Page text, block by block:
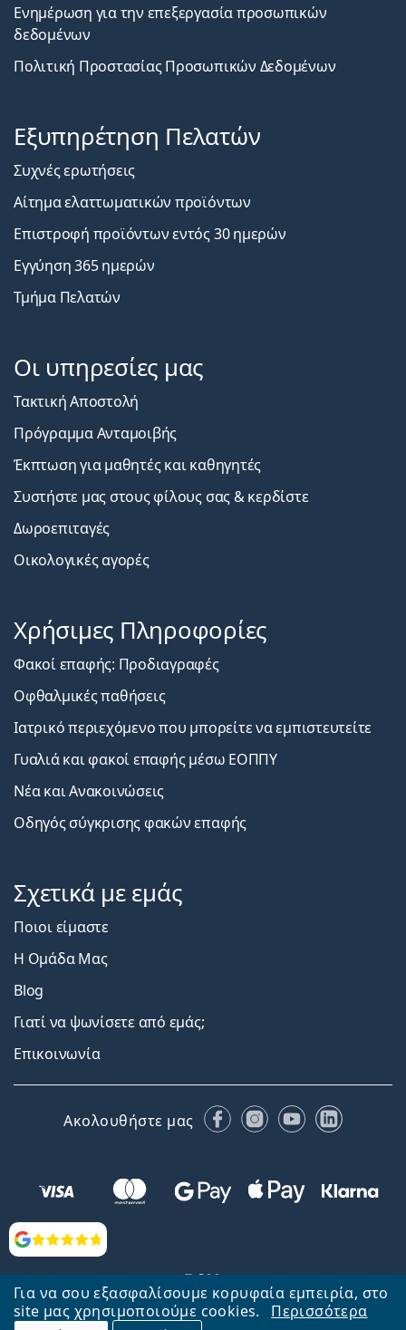
Για να σου εξασφαλίσουμε κορυφαία εμπειρία, στο
site μας χρησιμοποιούμε cookies.
Περισσότερα
Αξιολογήσεις
Ενημέρωση για την επεξεργασία προσωπικών
δεδομένων
Πολιτική Προστασίας Προσωπικών Δεδομένων
Εξυπηρέτηση Πελατών
Συχνές ερωτήσεις
Αίτημα ελαττωματικών προϊόντων
Επιστροφή προϊόντων εντός 30 ημερών
Εγγύηση 365 ημερών
Τμήμα Πελατών
Οι υπηρεσίες μας
Τακτική Αποστολή
Πρόγραμμα Ανταμοιβής
Έκπτωση για μαθητές και καθηγητές
Συστήστε μας στους φίλους σας & κερδίστε
Δωροεπιταγές
Οικολογικές αγορές
Χρήσιμες Πληροφορίες
Φακοί επαφής: Προδιαγραφές
Οφθαλμικές παθήσεις
Ιατρικό περιεχόμενο που μπορείτε να εμπιστευτείτε
Γυαλιά και φακοί επαφής μέσω ΕΟΠΠΥ
Νέα και Ανακοινώσεις
Οδηγός σύγκρισης φακών επαφής
Σχετικά με εμάς
Ποιοι είμαστε
Η Ομάδα Μας
Blog
Γιατί να ψωνίσετε από εμάς;
Επικοινωνία
Ακολουθήστε μας FacebookInstagram
YouTubeLinkedIn